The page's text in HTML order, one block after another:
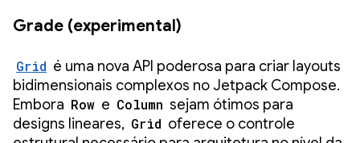
Grade (experimental)
Grid é uma nova API poderosa para criar layouts
bidimensionais complexos no Jetpack Compose.
Embora Row e Column sejam ótimos para
designs lineares, Grid oferece o controle